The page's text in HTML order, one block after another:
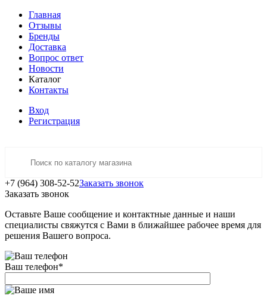
Главная
Отзывы
Бренды
Доставка
Вопрос ответ
Новости
Каталог
Контакты
Вход
Регистрация
+7 (964) 308-52-52Заказать звонок
Заказать звонок
Оставьте Ваше сообщение и контактные данные и наши
специалисты свяжутся с Вами в ближайшее рабочее время для
решения Вашего вопроса.
Ваш телефон*